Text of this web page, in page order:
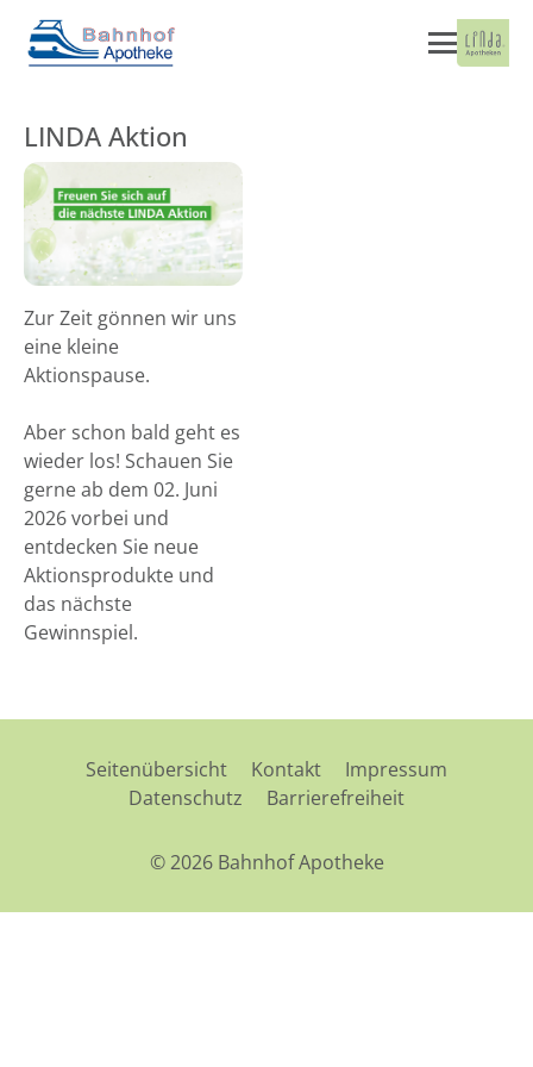
LINDA Aktion
Zur Zeit gönnen wir uns
eine kleine
Aktionspause.
Aber schon bald geht es
wieder los! Schauen Sie
gerne ab dem 02. Juni
2026 vorbei und
entdecken Sie neue
Aktionsprodukte und
das nächste
Gewinnspiel.
Seitenübersicht Kontakt
Impressum
Datenschutz
Barrierefreiheit
© 2026 Bahnhof Apotheke